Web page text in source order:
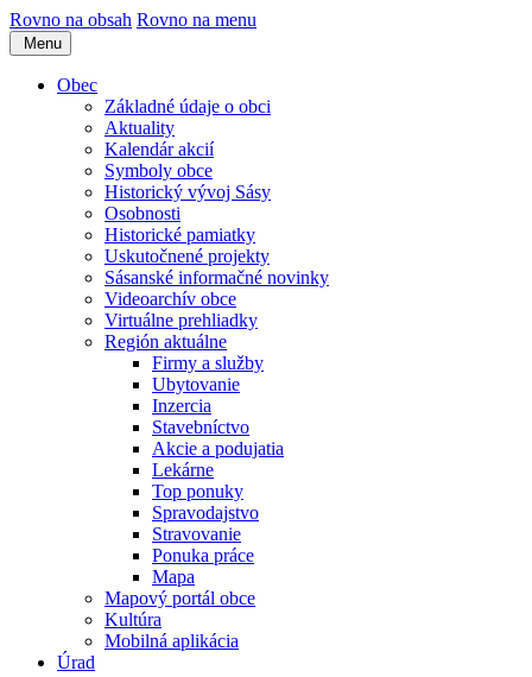
Rovno na obsah Rovno na menu
Menu
Obec
Základné údaje o obci
Aktuality
Kalendár akcií
Symboly obce
Historický vývoj Sásy
Osobnosti
Historické pamiatky
Uskutočnené projekty
Sásanské informačné novinky
Videoarchív obce
Virtuálne prehliadky
Región aktuálne
Firmy a služby
Ubytovanie
Inzercia
Stavebníctvo
Akcie a podujatia
Lekárne
Top ponuky
Spravodajstvo
Stravovanie
Ponuka práce
Mapa
Mapový portál obce
Kultúra
Mobilná aplikácia
Úrad